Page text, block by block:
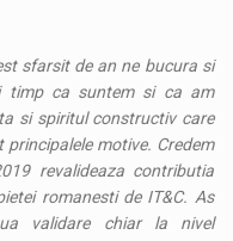
sfarsit de an ne bucura si
timp ca suntem si ca am
si spiritul constructiv care
motive. Credem
revalideaza contributia
romanesti de IT&C. As
validare chiar la nivel